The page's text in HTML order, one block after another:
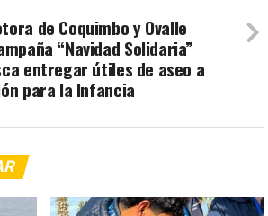
de Coquimbo y Ovalle
“Navidad Solidaria”
entregar útiles de aseo a
para la Infancia